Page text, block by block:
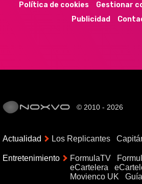
Política de cookies
Gestionar
Publicidad
© 2010 - 2026
Actualidad Los Replicantes
Entretenimiento FormulaTV
eCartelera
Movienco UK